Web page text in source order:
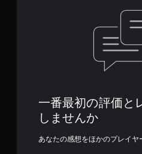
一番最初の評価と
しませんか
あなたの感想をほかのプレイヤ